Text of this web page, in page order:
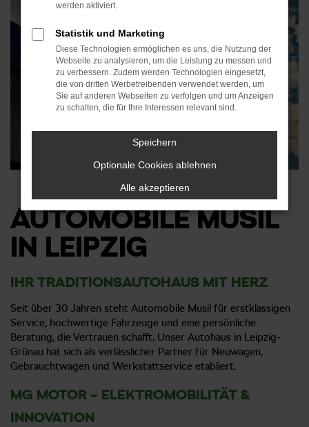
AUTOMOBILE MUSIL
IN LEIPZIG
IHR TRADITIONSAUTOHAUS MIT HERZ
Seit über 30 Jahren steht Automobile Musil für erstklassigen
Service, hochwertige Fahrzeuge und eine persönliche
Beratung, die Vertrauen schafft. Unser Autohaus in Leipzig-
Grünau hat sich als verlässlicher Partner für Neuwagen,
Gebrauchtwagen und Werkstattservice etabliert.
MG MOTOR – ELEKTROMOBILITÄT &
INNOVATION
werden aktiviert.
Statistik und Marketing
Diese Technologien ermöglichen es uns, die Nutzung der
Webseite zu analysieren, um die Leistung zu messen und
zu verbessern. Zudem werden Technologien eingesetzt,
die von dritten Werbetreibenden verwendet werden, um
Sie auf anderen Webseiten zu verfolgen und um Anzeigen
zu schalten, die für Ihre Interessen relevant sind.
Speichern
Optionale Cookies ablehnen
Alle akzeptieren